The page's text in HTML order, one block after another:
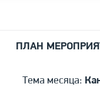
ПЛАН
Тема месяца: